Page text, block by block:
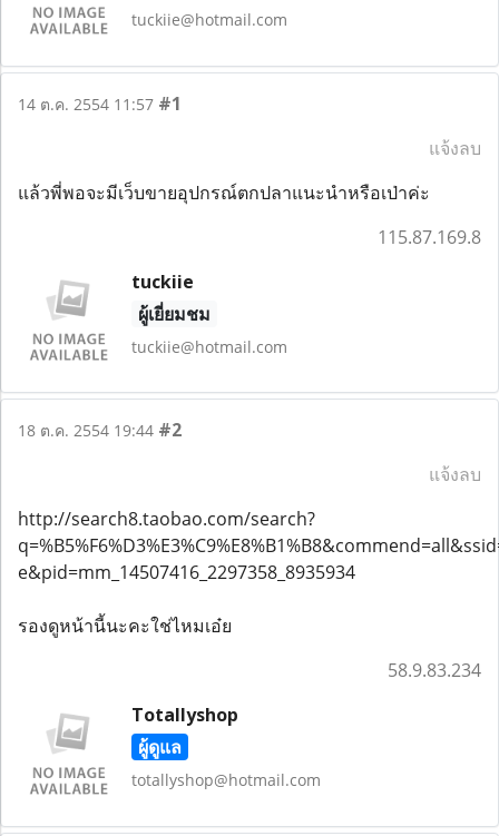
tuckiie@hotmail.com
14 ต.ค. 2554 11:57 #1
แจ้งลบ
แล้วพี่พอจะมีเว็บขายอุปกรณ์ตกปลาแนะนำหรือเป่าค่ะ
115.87.169.8
tuckiie
ผู้เยี่ยมชม
tuckiie@hotmail.com
18 ต.ค. 2554 19:44 #2
แจ้งลบ
http://search8.taobao.com/search?
e&pid=mm_14507416_2297358_8935934
รองดูหน้านี้นะคะใช่ไหมเอ๋ย
58.9.83.234
Totallyshop
ผู้ดูแล
totallyshop@hotmail.com